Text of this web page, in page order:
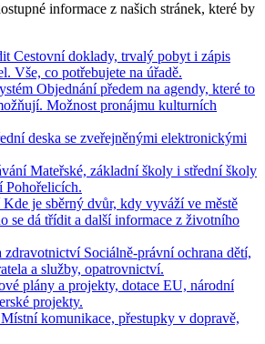
informace z našich stránek, které by
Cestovní doklady, trvalý pobyt i zápis
Vše, co potřebujete na úřadě.
Objednání předem na agendy, které to
Možnost pronájmu kulturních
deska se zveřejněnými elektronickými
Mateřské, základní školy i střední školy
Pohořelicích.
Kde je sběrný dvůr, kdy vyváží ve městě
se dá třídit a další informace z životního
zdravotnictví Sociálně-právní ochrana dětí,
a služby, opatrovnictví.
plány a projekty, dotace EU, národní
projekty.
Místní komunikace, přestupky v dopravě,